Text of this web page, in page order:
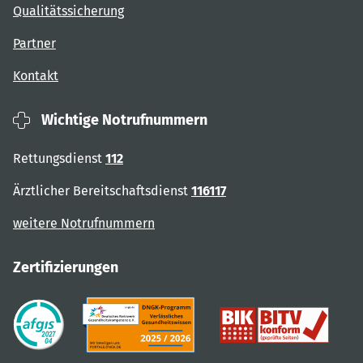
Qualitätssicherung
Partner
Kontakt
Wichtige Notrufnummern
Rettungsdienst 112
Ärztlicher Bereitschaftsdienst 116117
weitere Notrufnummern
Zertifizierungen